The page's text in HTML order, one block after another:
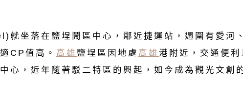
坐落在鹽埕鬧區中心，鄰近捷運站，週圍有愛河、
CP值高。 高雄 鹽埕區因地處 高雄 港附近，交通便利
心，近年隨著駁二特區的興起，如今成為觀光文創